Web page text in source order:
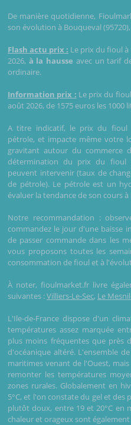
De manière quotidienne,
son évolution à Bouqueval
Flash actu prix : Le prix du fioul
2026, à la hausse avec un tarif
ordinaire.
Information prix : Le prix du
août 2026, de 1575 euros les 1000
A titre indicatif, le prix du fioul
pétrole, et impacte même votre
gravitant autour du commerce
détermination du prix du fioul
peuvent intervenir (taux de
de pétrole). Le pétrole est un
évaluer la tendance de son cours
Notre recommandation :
commandez le jour d'une baisse
de passer commande dans les
vous proposons toutes les
consommation de fioul et à
À noter, fioulmarket.fr livre
suivantes :Villiers-Le-Sec, Le
L'Ile-de-France dispose d'un
températures assez marquée
plus moins fréquentes que près
d'océanique altéré. L'ensemble
maritimes venant de l'Ouest,
remonter les températures
zones rurales. Globalement en
5°C, et l'on constate du gel et des
plutôt doux, entre 19 et 20°C en
chaleur et orageux sont